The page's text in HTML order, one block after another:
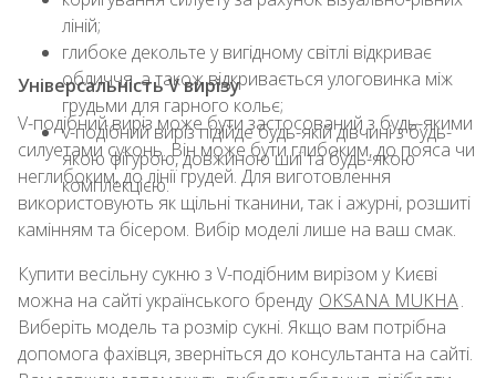
ліній;
глибоке декольте у вигідному світлі відкриває
обличчя, а також відкривається улоговинка між
грудьми для гарного кольє;
v-подібний виріз підійде будь-якій дівчині з будь-
якою фігурою, довжиною шиї та будь-якою
комплекцією.
Універсальність V вирізу
V-подібний виріз може бути застосований з будь-якими
силуетами суконь. Він може бути глибоким, до пояса чи
неглибоким, до лінії грудей. Для виготовлення
використовують як щільні тканини, так і ажурні, розшиті
камінням та бісером. Вибір моделі лише на ваш смак.
Купити весільну сукню з V-подібним вирізом у Києві
можна на сайті українського бренду OKSANA MUKHA.
Виберіть модель та розмір сукні. Якщо вам потрібна
допомога фахівця, зверніться до консультанта на сайті.